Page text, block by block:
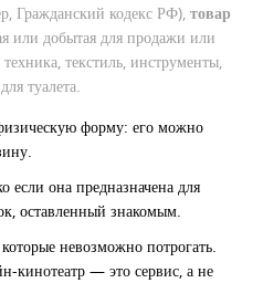
Гражданский кодекс РФ), товар
или добытая для продажи или
текстиль, инструменты,
туалета.
форму: его можно
если она предназначена для
оставленный знакомым.
невозможно потрогать.
кинотеатр — это сервис, а не